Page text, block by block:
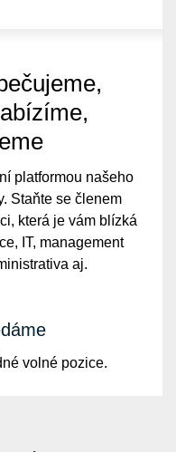
platformou našeho
Staňte se členem
která je vám blízká
IT, management
aj.
volné pozice.